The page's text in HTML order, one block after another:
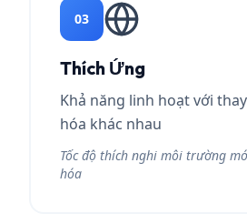
03
Thích Ứng
Khả năng linh hoạt với
hóa khác nhau
Tốc độ thích nghi môi trường
hóa